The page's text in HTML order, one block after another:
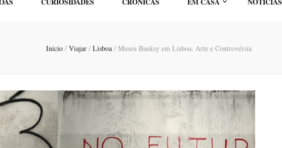
Início / Viajar / Lisboa / Museu Banksy em Lisboa: Arte e Controvérsia